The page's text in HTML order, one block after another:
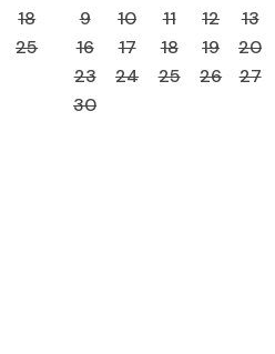
18
25
9
10 11 12 13
16
17 18 19 20
23
24 25 26 27
30